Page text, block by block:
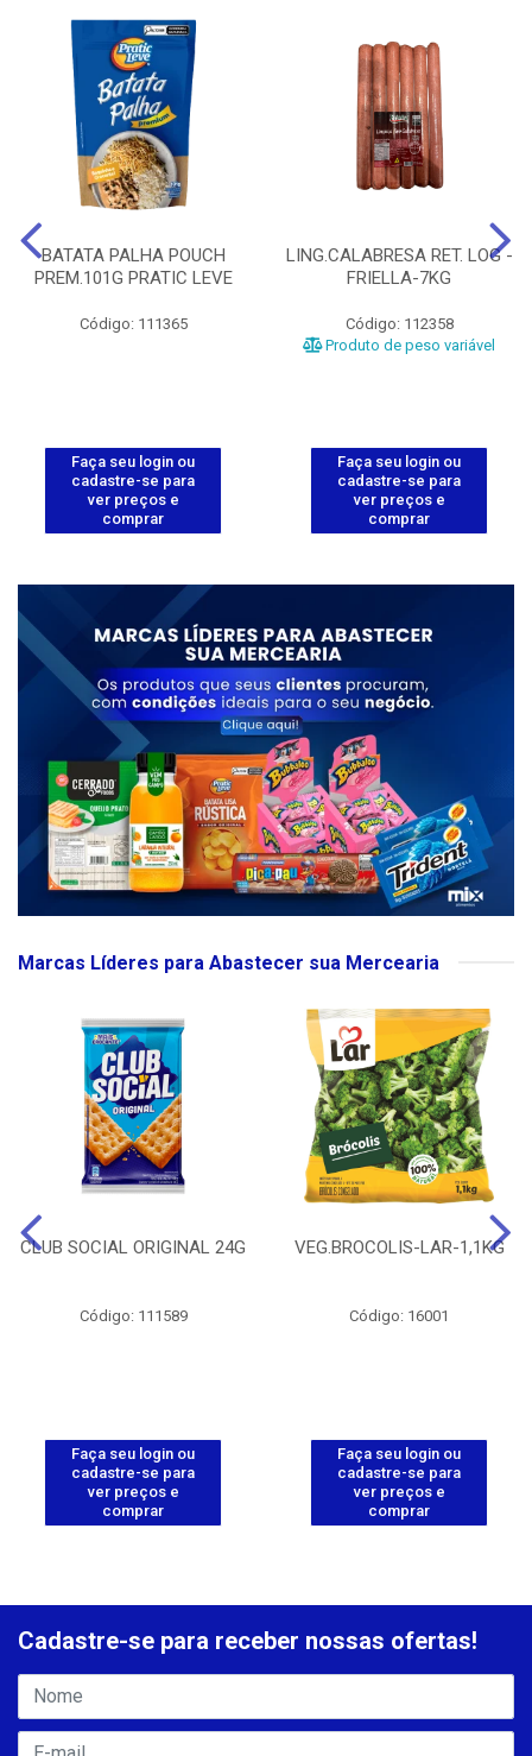
BATATA PALHA POUCH
PREM.101G PRATIC LEVE
Código: 111365
Faça seu login ou
cadastre-se para
ver preços e
comprar
LING.CALABRESA RET. LOG -
FRIELLA-7KG
Código: 112358
Produto de peso variável
Faça seu login ou
cadastre-se para
ver preços e
comprar
Marcas Líderes para Abastecer sua Mercearia
CLUB SOCIAL ORIGINAL 24G
Código: 111589
Faça seu login ou
cadastre-se para
ver preços e
comprar
VEG.BROCOLIS-LAR-1,1KG
Código: 16001
Faça seu login ou
cadastre-se para
ver preços e
comprar
Cadastre-se para receber nossas ofertas!